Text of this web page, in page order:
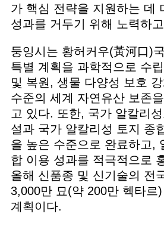
가 핵심 전략을 지원하는 데
성과를 거두기 위해 노력하
둥잉시는 황허커우(黃河口)
특별 계획을 과학적으로 수
및 복원, 생물 다양성 보호
수준의 세계 자연유산 보존
고 있다. 또한, 국가 알칼리
설과 국가 알칼리성 토지 종
을 높은 수준으로 완료하고,
합 이용 성과를 적극적으로
올해 신품종 및 신기술의 전
3,000만 묘(약 200만 헥타르
계획이다.